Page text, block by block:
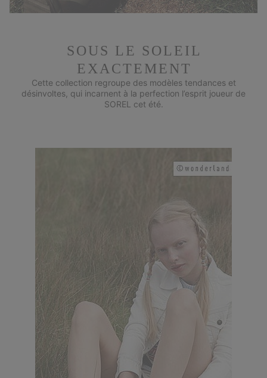
SOUS LE SOLEIL
EXACTEMENT
Cette collection regroupe des modèles tendances et
désinvoltes, qui incarnent à la perfection l’esprit joueur de
SOREL cet été.